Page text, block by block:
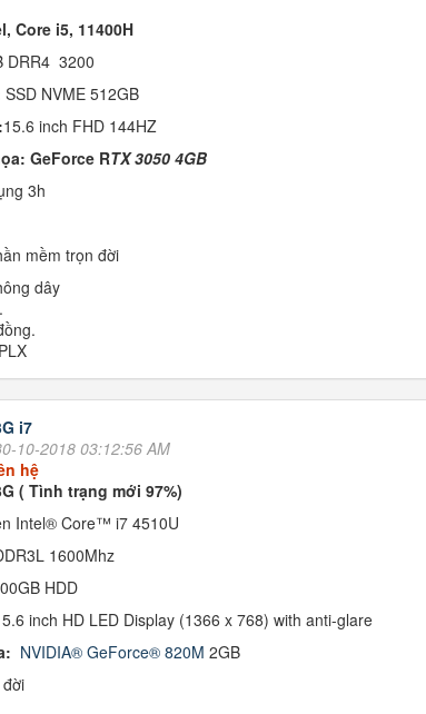
Core i5, 11400H
DRR4 3200
SSD NVME 512GB
15.6 inch FHD 144HZ
GeForce RTX 3050 4GB
3h
mềm trọn đời
dây
i7
10-2018 03:12:56 AM
hệ
( Tình trạng mới 97%)
Intel® Core™ i7 4510U
1600Mhz
HDD
inch HD LED Display (1366 x 768) with anti-glare
NVIDIA® GeForce® 820M 2GB